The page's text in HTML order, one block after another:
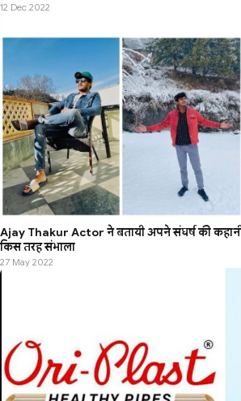
12 Dec 2022
Ajay Thakur Actor ने बतायी अपने संघर्ष की
किस तरह संभाला
27 May 2022